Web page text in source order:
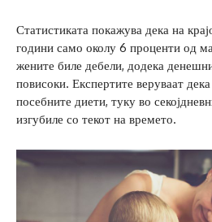
Статистиката покажува дека на
години само околу 6 проценти од
жените биле дебели, додека
повисоки. Експертите веруваат
посебните диети, туку во
изгубиле со текот на времето.